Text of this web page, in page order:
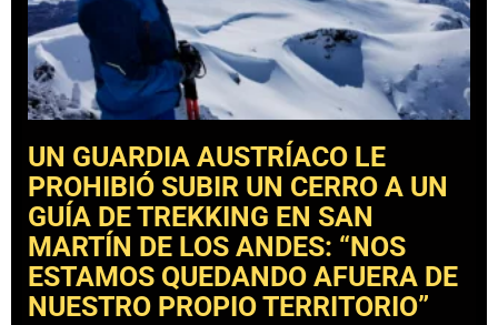
UN GUARDIA AUSTRÍACO LE
PROHIBIÓ SUBIR UN CERRO A UN
GUÍA DE TREKKING EN SAN
MARTÍN DE LOS ANDES: “NOS
ESTAMOS QUEDANDO AFUERA DE
NUESTRO PROPIO TERRITORIO”